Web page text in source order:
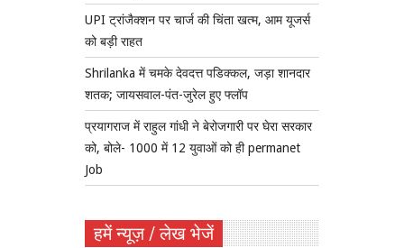
UPI ट्रांजैक्शन पर चार्ज की चिंता खत्म, आम यूजर्स
को बड़ी राहत
Shrilanka में चमके देवदत्त पडिक्कल, जड़ा शानदार
शतक; जायसवाल-पंत-जुरेल हुए फ्लॉप
प्रयागराज में राहुल गांधी ने बेरोजगारी पर घेरा सरकार
को, बोले- 1000 में 12 युवाओं को ही permanet
Job
हमें न्यूज़ / लेख भेजें